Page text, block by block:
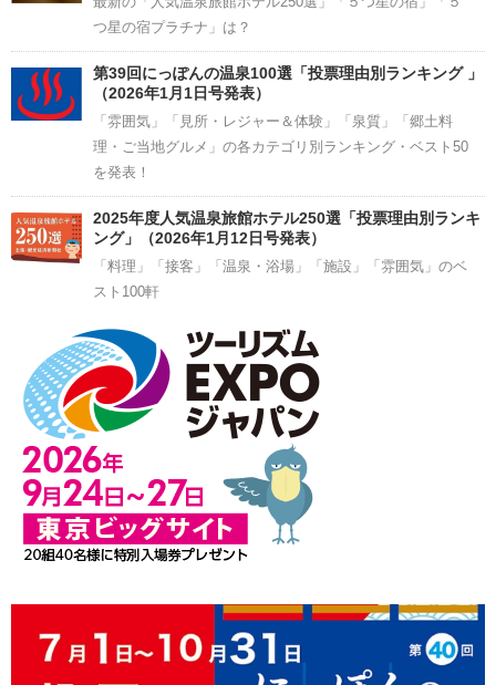
つ星の宿プラチナ」は？
第39回にっぽんの温泉100選「投票理由別ランキング 」
（2026年1月1日号発表）
「雰囲気」「見所・レジャー＆体験」「泉質」「郷土料
理・ご当地グルメ」の各カテゴリ別ランキング・ベスト50
を発表！
2025年度人気温泉旅館ホテル250選「投票理由別ランキ
ング」（2026年1月12日号発表）
「料理」「接客」「温泉・浴場」「施設」「雰囲気」のベ
スト100軒